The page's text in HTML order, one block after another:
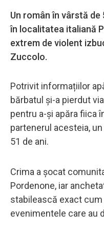
Un român în vârstă
în localitatea italiană
extrem de violent
Zuccolo.
Potrivit informațiilor
bărbatul și-a pierdut
pentru a-și apăra fiica
partenerul acesteia,
51 de ani.
Crima a șocat
Pordenone, iar
stabilească exact
evenimentele care au